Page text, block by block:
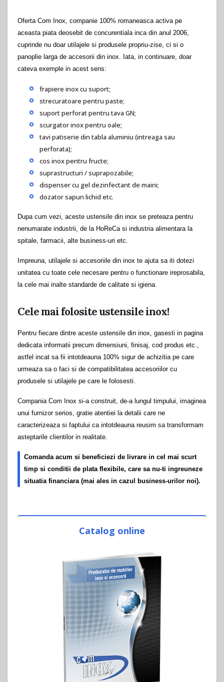
Oferta Com Inox, companie 100% romaneasca activa pe
aceasta piata deosebit de concurentiala inca din anul 2006,
cuprinde nu doar utilajele si produsele propriu-zise, ci si o
panoplie larga de accesorii din inox. Iata, in continuare, doar
cateva exemple in acest sens:
frapiere inox cu suport;
strecuratoare pentru paste;
suport perforat pentru tava GN;
scurgator inox pentru oale;
tavi patiserie din tabla aluminiu (intreaga sau
perforata);
cos inox pentru fructe;
suprastructuri / suprapozabile;
dispenser cu gel dezinfectant de maini;
dozator sapun lichid etc.
Dupa cum vezi, aceste ustensile din inox se preteaza pentru
nenumarate industrii, de la HoReCa si industria alimentara la
spitale, farmacii, alte business-uri etc.
Impreuna, utilajele si accesoriile din inox te ajuta sa iti dotezi
unitatea cu toate cele necesare pentru o functionare ireprosabila,
la cele mai inalte standarde de calitate si igiena.
Cele mai folosite ustensile inox!
Pentru fiecare dintre aceste ustensile din inox, gasesti in pagina
dedicata informatii precum dimensiuni, finisaj, cod produs etc.,
astfel incat sa fii intotdeauna 100% sigur de achizitia pe care
urmeaza sa o faci si de compatibilitatea accesoriilor cu
produsele si utilajele pe care le folosesti.
Compania Com Inox si-a construit, de-a lungul timpului, imaginea
unui furnizor serios, gratie atentiei la detalii care ne
caracterizeaza si faptului ca intotdeauna reusim sa transformam
asteptarile clientilor in realitate.
Comanda acum si beneficiezi de livrare in cel mai scurt
timp si conditii de plata flexibile, care sa nu-ti ingreuneze
situatia financiara (mai ales in cazul business-urilor noi).
Catalog online